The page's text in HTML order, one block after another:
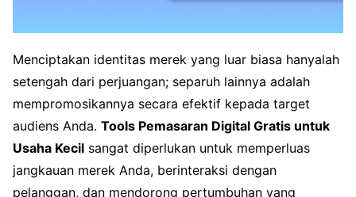
Menciptakan identitas merek yang luar biasa hanyalah
setengah dari perjuangan; separuh lainnya adalah
mempromosikannya secara efektif kepada target
audiens Anda. Tools Pemasaran Digital Gratis untuk
Usaha Kecil sangat diperlukan untuk memperluas
jangkauan merek Anda, berinteraksi dengan
pelanggan, dan mendorong pertumbuhan yang